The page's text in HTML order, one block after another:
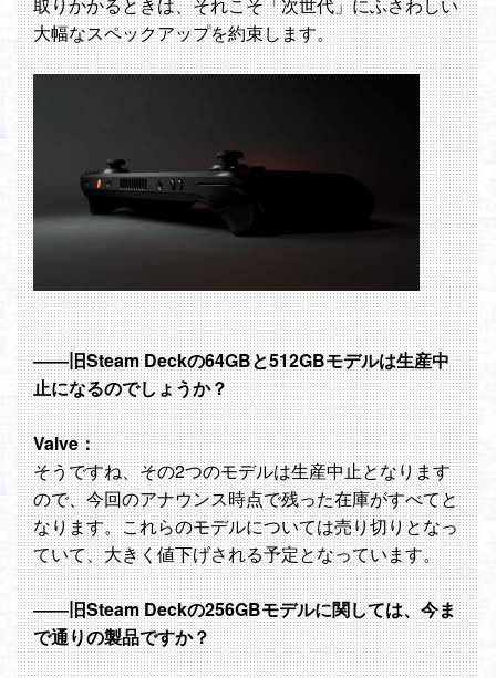
大幅なスペックアップを約束します。
――旧Steam Deckの64GBと512GBモデルは生産中
止になるのでしょうか？
Valve：
そうですね、その2つのモデルは生産中止となります
ので、今回のアナウンス時点で残った在庫がすべてと
なります。これらのモデルについては売り切りとなっ
ていて、大きく値下げされる予定となっています。
――旧Steam Deckの256GBモデルに関しては、今ま
で通りの製品ですか？